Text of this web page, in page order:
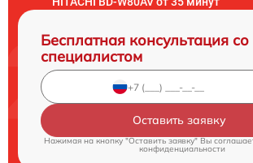
Бесплатная консультация со
специалистом
Оставить заявку
Нажимая на кнопку "Оставить заявку" Вы
конфиденциальности